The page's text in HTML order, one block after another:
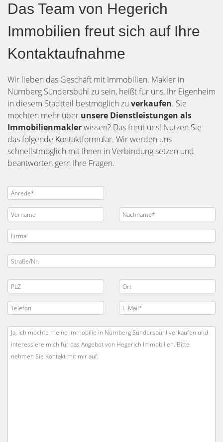
Das Team von Hegerich
Immobilien freut sich auf Ihre
Kontaktaufnahme
Wir lieben das Geschäft mit Immobilien. Makler in
Nürnberg Sündersbühl zu sein, heißt für uns, Ihr Eigenheim
in diesem Stadtteil bestmöglich zu verkaufen. Sie
möchten mehr über unsere Dienstleistungen als
Immobilienmaklerwissen? Das freut uns! Nutzen Sie
das folgende Kontaktformular. Wir werden uns
schnellstmöglich mit Ihnen in Verbindung setzen und
beantworten gern Ihre Fragen.